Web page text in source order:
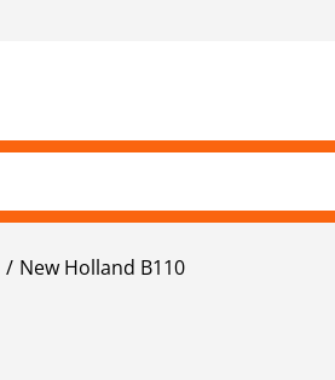
New Holland B110